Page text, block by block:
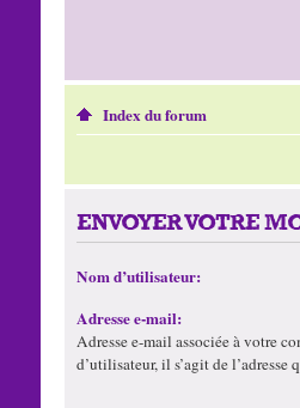
Index du forum
ENVOYER VOTRE
Nom d’utilisateur:
Adresse e-mail:
Adresse e-mail associée à votre
d’utilisateur, il s’agit de